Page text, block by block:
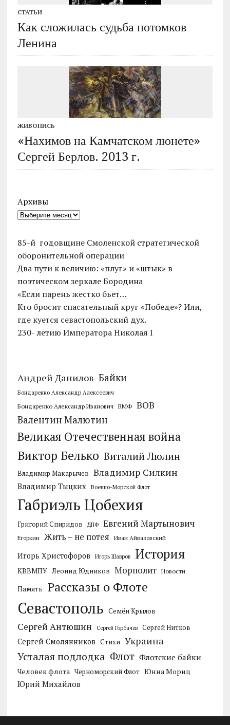
СТАТЬИ
Как сложилась судьба потомков
Ленина
ЖИВОПИСЬ
«Нахимов на Камчатском люнете»
Сергей Берлов. 2013 г.
Архивы
85-й годовщине Смоленской стратегической
оборонительной операции
Два пути к величию: «плуг» и «штык» в
поэтическом зеркале Бородина
«Если парень жестко бьет…
Кто бросит спасательный круг «Победе»? Или,
где куется севастопольский дух.
230- летию Императора Николая I
Андрей Данилов Байки
Бондаренко Александр Алексеевич
Бондаренко Александр Иванович ВМФ ВОВ
Валентин Малютин
Великая Отечественная война
Виктор Белько Виталий Люлин
Владимир Макарычев Владимир Силкин
Владимир Тыцких Военно-Морской Флот
Габриэль Цобехия
Григорий Спиридов ДПФ Евгений Мартынович
Егоркин Жить – не потея Иван Айвазовский
Игорь Христофоров Игорь Шавров История
КВВМПУ Леонид Юдников Морполит Новости
Память Рассказы о Флоте
Севастополь Семён Крылов
Сергей Антюшин Сергей Горбачев Сергей Нитков
Сергей Смолянников Стихи Украина
Усталая подлодка Флот Флотские байки
Человек флота Черноморский Флот Юнна Мориц
Юрий Михайлов